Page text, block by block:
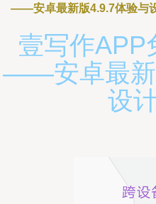
——安卓最新版4.9.7体验与
壹写作APP
——安卓最新
设